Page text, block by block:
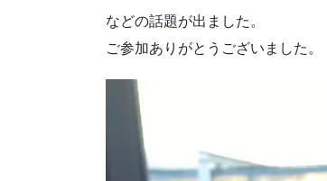
などの話題が出ました。
ご参加ありがとうございました。